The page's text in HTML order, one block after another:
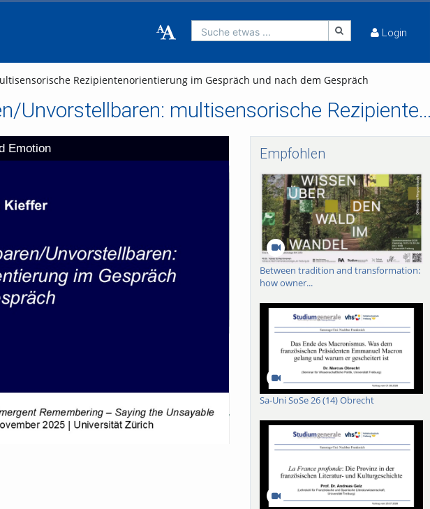
Suche etwas ... Login
Rezipientenorientierung im Gespräch und nach dem Gespräch
Erneut zum Paradox des Unsagbaren/Unvorstellbaren:
abspielen
Emotion Empfohlen
Between tradition and transformation:
how owner...
Sa-Uni SoSe 26 (14) Obrecht